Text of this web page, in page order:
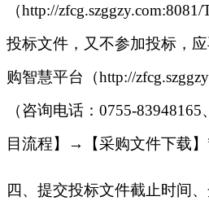
（http://
投标文件，又不参加投标，
购智慧平台（http://
（咨询电话：0755-
目流程】→【采购文件下载】
四、提交投标文件截止时间